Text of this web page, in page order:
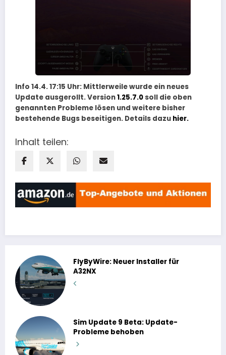
Info 14.4. 17:15 Uhr: Mittlerweile wurde ein neues
Update ausgerollt. Version1.25.7.0soll die oben
genannten Probleme lösen und weitere bisher
bestehende Bugs beseitigen. Details dazu hier.
Inhalt teilen:
FlyByWire: Neuer Installer für
A32NX
Sim Update 9 Beta: Update-
Probleme behoben